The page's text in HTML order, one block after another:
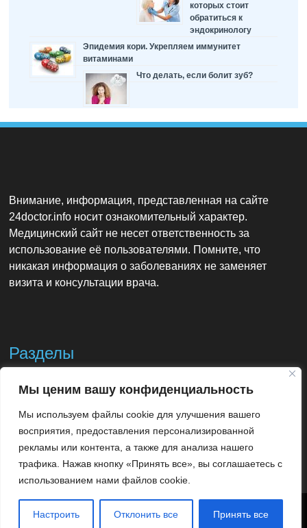
Мы ценим вашу конфиденциальность
Мы используем файлы cookie для улучшения вашего
восприятия, предоставления персонализированной
рекламы или контента, а также для анализа нашего
трафика. Нажав кнопку «Принять все», вы соглашаетесь с
использованием нами файлов cookie.
Настроить Отклонить все Принять все
которых стоит
обратиться к
эндокринологу
Эпидемия кори. Укрепляем иммунитет
витаминами
Что делать, если болит зуб?
Внимание, информация, представленная на сайте
24doctor.info носит ознакомительный характер.
Медицинский сайт не несет ответственность за
использование её пользователями. Помните, что
никакая информация о заболеваниях не заменяет
визита и консультации врача.
Разделы
Контакты
Использование материалов